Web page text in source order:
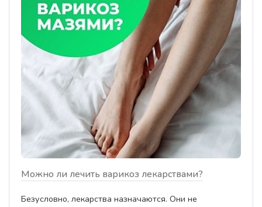
Можно ли лечить варикоз лекарствами?
Безусловно, лекарства назначаются. Они не